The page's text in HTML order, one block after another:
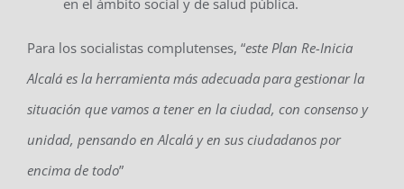
en el ámbito social y de salud pública.
Para los socialistas complutenses, “este Plan Re-Inicia
Alcalá es la herramienta más adecuada para gestionar la
situación que vamos a tener en la ciudad, con consenso y
unidad, pensando en Alcalá y en sus ciudadanos por
encima de todo”